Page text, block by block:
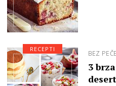
BEZ
3
RECEPTI